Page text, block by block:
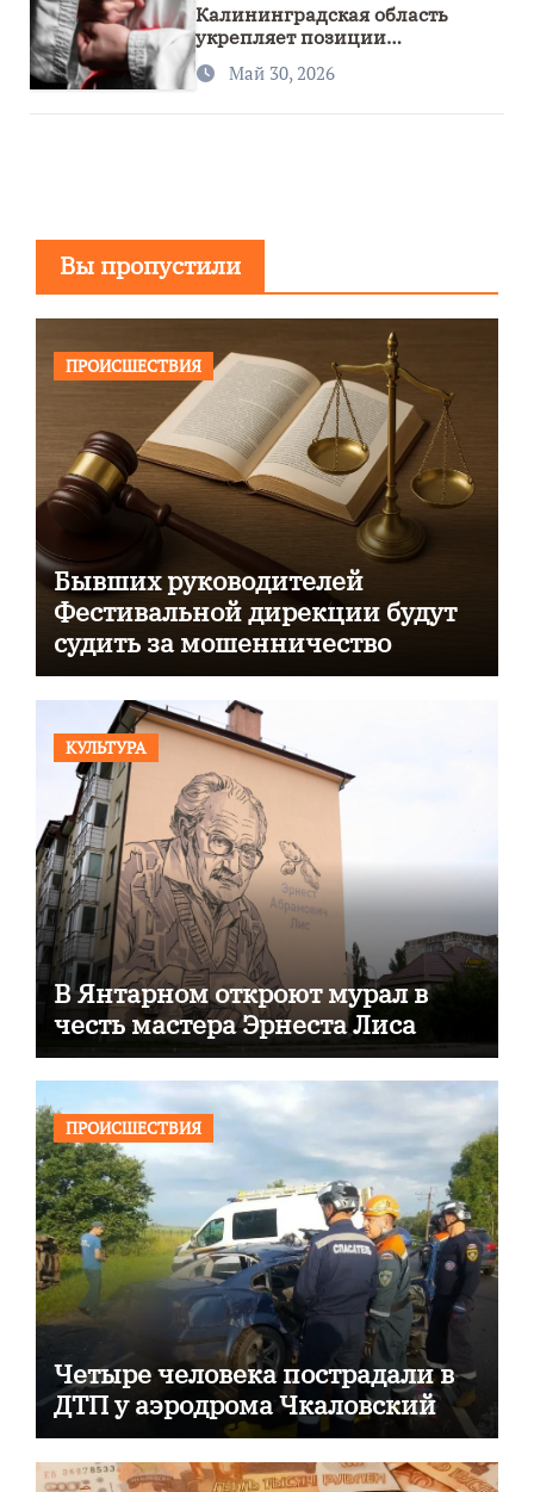
Калининградская область
укрепляет позиции
спортивного региона
Май 30, 2026
Вы пропустили
ПРОИСШЕСТВИЯ
Бывших руководителей
Фестивальной дирекции будут
судить за мошенничество
КУЛЬТУРА
В Янтарном откроют мурал в
честь мастера Эрнеста Лиса
ПРОИСШЕСТВИЯ
Четыре человека пострадали в
ДТП у аэродрома Чкаловский